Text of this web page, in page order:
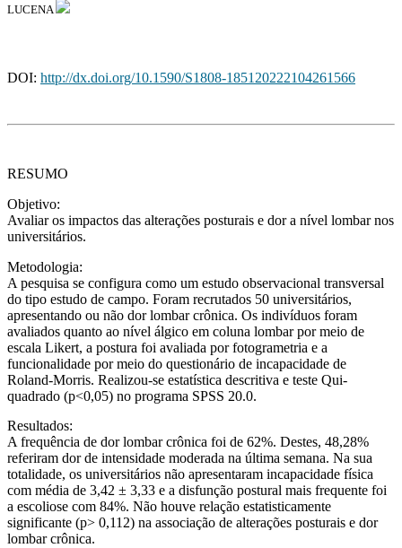
LUCENA
DOI: http://dx.doi.org/10.1590/S1808-185120222104261566
RESUMO
Objetivo:
Avaliar os impactos das alterações posturais e dor a nível lombar nos
universitários.
Metodologia:
A pesquisa se configura como um estudo observacional transversal
do tipo estudo de campo. Foram recrutados 50 universitários,
apresentando ou não dor lombar crônica. Os indivíduos foram
avaliados quanto ao nível álgico em coluna lombar por meio de
escala Likert, a postura foi avaliada por fotogrametria e a
funcionalidade por meio do questionário de incapacidade de
Roland-Morris. Realizou-se estatística descritiva e teste Qui-
quadrado (p<0,05) no programa SPSS 20.0.
Resultados:
A frequência de dor lombar crônica foi de 62%. Destes, 48,28%
referiram dor de intensidade moderada na última semana. Na sua
totalidade, os universitários não apresentaram incapacidade física
com média de 3,42 ± 3,33 e a disfunção postural mais frequente foi
a escoliose com 84%. Não houve relação estatisticamente
significante (p> 0,112) na associação de alterações posturais e dor
lombar crônica.